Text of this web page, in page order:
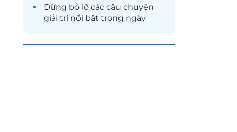
Đừng bỏ lỡ các câu chuyện
giải trínổi bật trong ngày